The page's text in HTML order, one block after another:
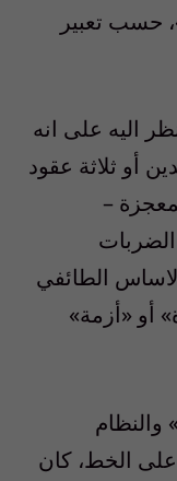
حسب تعبير
اليه على انه
أو ثلاثة عقود
–
الطائفي
أو «أزمة»
الخط، كان